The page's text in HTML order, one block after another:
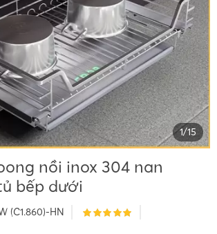
1/15
nồi inox 304 nan
bếp dưới
(C1.860)-HN